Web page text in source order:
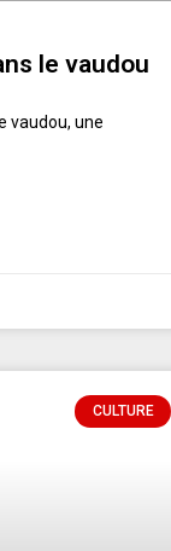
le vaudou
vaudou, une
CULTURE